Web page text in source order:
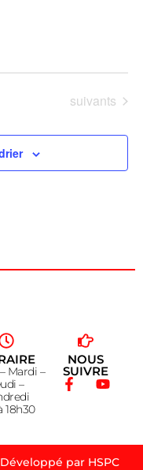
Évènements
suivants
Mardi –
–
18h30
NOUS
SUIVRE
par HSPC